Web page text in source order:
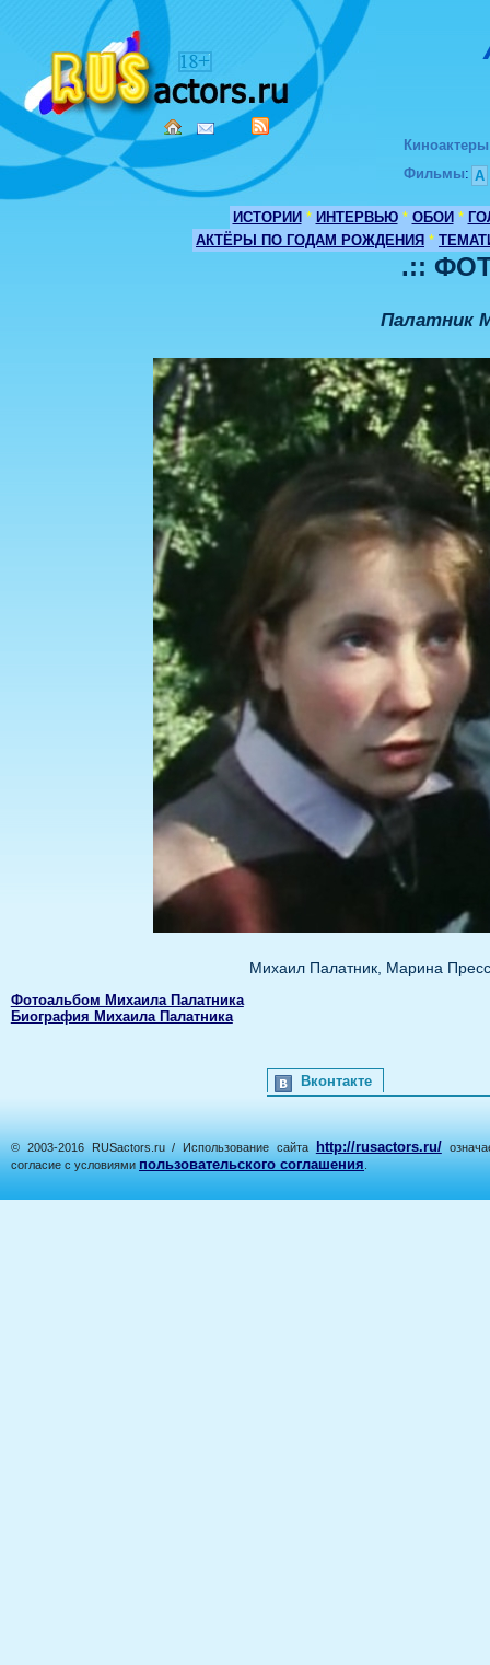
Киноактеры
Фильмы: А
ИСТОРИИ * ИНТЕРВЬЮ * ОБОИ *
АКТЁРЫ ПО ГОДАМ РОЖДЕНИЯ *
.::
Палатник
Михаил Палатник, Марина
Фотоальбом Михаила Палатника
Биография Михаила Палатника
Вконтакте
© 2003-2016 RUSactors.ru / Использование сайта http://rusactors.ru/
согласие с условиями пользовательского соглашения